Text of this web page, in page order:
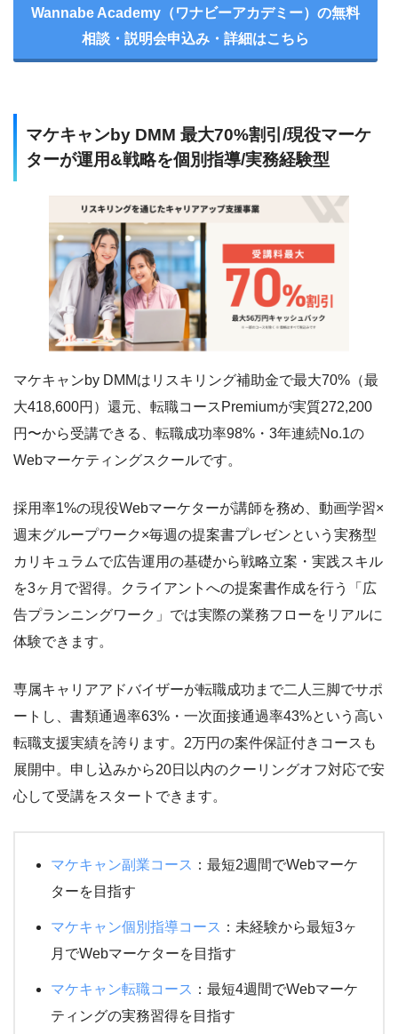
Wannabe Academy（ワナビーアカデミー）の無料
相談・説明会申込み・詳細はこちら
マケキャンby DMM 最大70%割引/現役マーケ
ターが運用&戦略を個別指導/実務経験型
マケキャンby DMMはリスキリング補助金で最大70%（最
大418,600円）還元、転職コースPremiumが実質272,200
円〜から受講できる、転職成功率98%・3年連続No.1の
Webマーケティングスクールです。
採用率1%の現役Webマーケターが講師を務め、動画学習×
週末グループワーク×毎週の提案書プレゼンという実務型
カリキュラムで広告運用の基礎から戦略立案・実践スキル
を3ヶ月で習得。クライアントへの提案書作成を行う「広
告プランニングワーク」では実際の業務フローをリアルに
体験できます。
専属キャリアアドバイザーが転職成功まで二人三脚でサポ
ートし、書類通過率63%・一次面接通過率43%という高い
転職支援実績を誇ります。2万円の案件保証付きコースも
展開中。申し込みから20日以内のクーリングオフ対応で安
心して受講をスタートできます。
マケキャン副業コース ：最短2週間でWebマーケ
ターを目指す
マケキャン個別指導コース ：未経験から最短3ヶ
月でWebマーケターを目指す
マケキャン転職コース ：最短4週間でWebマーケ
ティングの実務習得を目指す